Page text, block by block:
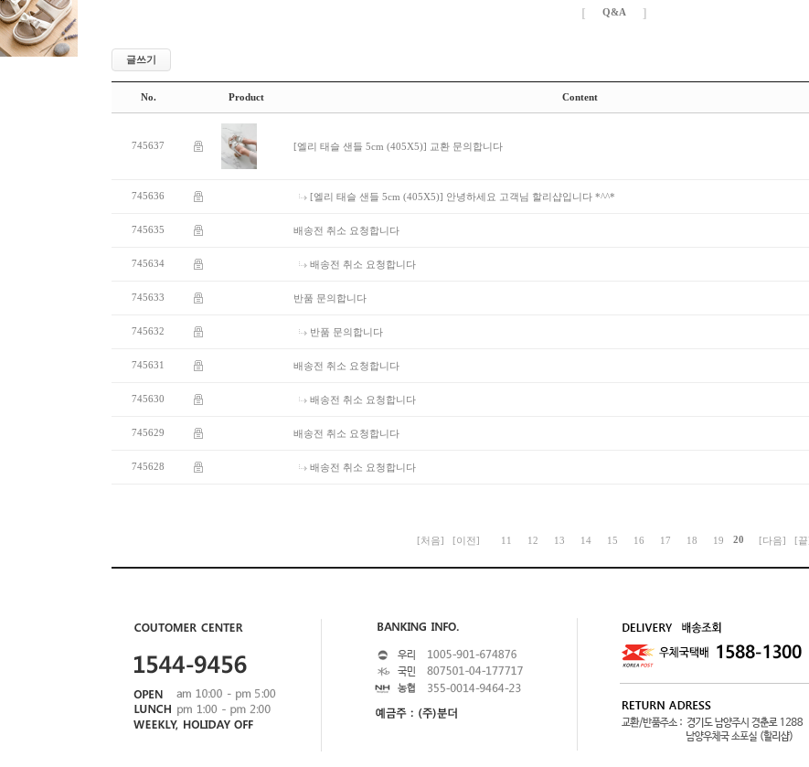
[ Q&A ]
글쓰기
No. Product Content
745637 [엘리 태슬 샌들 5cm (405X5)] 교환 문의합니다
745636 [엘리 태슬 샌들 5cm (405X5)] 안녕하세요 고객님 할리샵입니다 *^^*
745635 배송전 취소 요청합니다
745634 배송전 취소 요청합니다
745633 반품 문의합니다
745632 반품 문의합니다
745631 배송전 취소 요청합니다
745630 배송전 취소 요청합니다
745629 배송전 취소 요청합니다
745628 배송전 취소 요청합니다
[처음]
[이전] 11 12 13 14 15 16 17 18 19 20 [다음] [